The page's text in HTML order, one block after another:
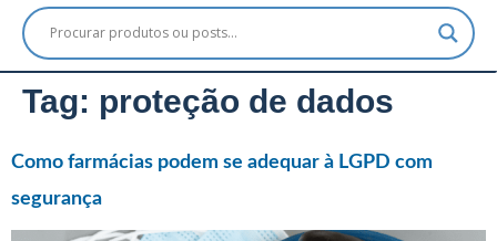
Tag: proteção de dados
Como farmácias podem se adequar à LGPD com
segurança